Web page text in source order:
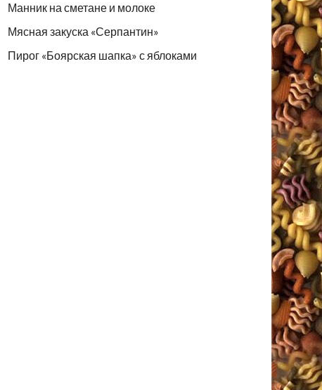
Манник на сметане и молоке
Мясная закуска «Серпантин»
Пирог «Боярская шапка» с яблоками